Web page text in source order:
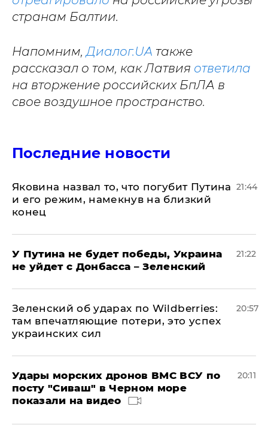
странам Балтии.
Напомним,Диалог.UA также
рассказал о том, как Латвия ответила
на вторжение российских БпЛА в
свое воздушное пространство.
Последние новости
Яковина назвал то, что погубит Путина
и его режим, намекнув на близкий
конец
21:44
У Путина не будет победы, Украина
не уйдет с Донбасса – Зеленский
21:22
Зеленский об ударах по Wildberries:
там впечатляющие потери, это успех
украинских сил
20:57
Удары морских дронов ВМС ВСУ по
посту "Сиваш" в Черном море
показали на видео
20:11